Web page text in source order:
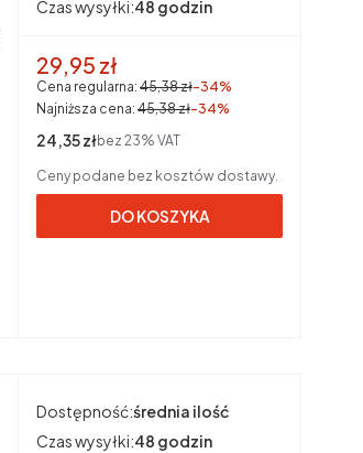
Czas wysyłki:48 godzin
Cena promocyjna brutto
29,95 zł
Cena regularna: 45,38 zł-34%
Najniższa cena: 45,38 zł-34%
Cena netto
24,35 złbez 23% VAT
Ceny podane bez kosztów dostawy.
DO KOSZYKA
Dostępność:średnia ilość
Czas wysyłki:48 godzin